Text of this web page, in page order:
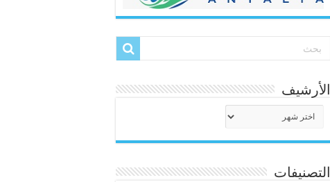
الأرشيف
التصنيفات